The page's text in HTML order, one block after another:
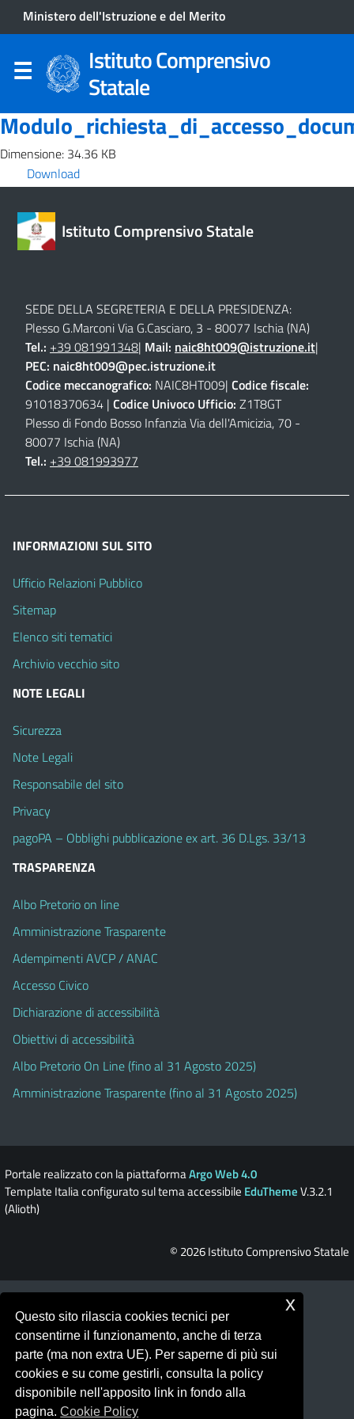
Ministero dell'Istruzione e del Merito
Istituto Comprensivo
Statale
Dimensione: 34.36 KB
Download
Istituto Comprensivo Statale
SEDE DELLA SEGRETERIA E DELLA PRESIDENZA:
Plesso G.Marconi Via G.Casciaro, 3 - 80077 Ischia (NA)
Tel.: +39 081991348| Mail: naic8ht009@istruzione.it|
PEC: naic8ht009@pec.istruzione.it
Codice meccanografico: NAIC8HT009| Codice fiscale:
91018370634 | Codice Univoco Ufficio: Z1T8GT
Plesso di Fondo Bosso Infanzia Via dell'Amicizia, 70 -
80077 Ischia (NA)
Tel.: +39 081993977
INFORMAZIONI SUL SITO
Ufficio Relazioni Pubblico
Sitemap
Elenco siti tematici
Archivio vecchio sito
NOTE LEGALI
Sicurezza
Note Legali
Responsabile del sito
Privacy
pagoPA – Obblighi pubblicazione ex art. 36 D.Lgs. 33/13
TRASPARENZA
Albo Pretorio on line
Amministrazione Trasparente
Adempimenti AVCP / ANAC
Accesso Civico
Dichiarazione di accessibilità
Obiettivi di accessibilità
Albo Pretorio On Line (fino al 31 Agosto 2025)
Amministrazione Trasparente (fino al 31 Agosto 2025)
Portale realizzato con la piattaformaArgo Web 4.0
Template Italia configurato sul tema accessibile EduThemeV.3.2.1
(Alioth)
© 2026 Istituto Comprensivo Statale
Questo sito rilascia cookies tecnici per
consentirne il funzionamento, anche di terza
parte (ma non extra UE). Per saperne di più sui
cookies e su come gestirli, consulta la policy
disponibile nell'apposito link in fondo alla
pagina.Cookie Policy
x